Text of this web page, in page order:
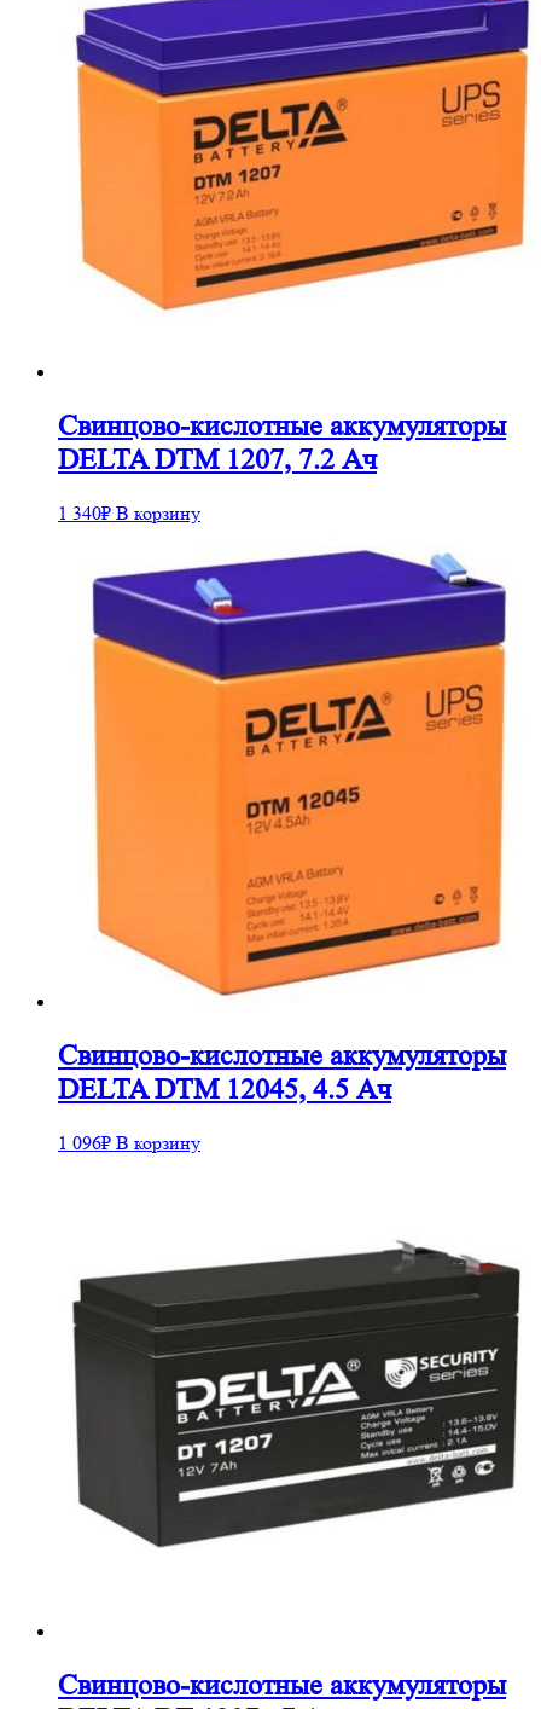
Cвинцово-кислотные аккумуляторы
DELTA DTM 1207, 7.2 Ач
1 340₽ В корзину
Cвинцово-кислотные аккумуляторы
DELTA DTM 12045, 4.5 Ач
1 096₽ В корзину
Cвинцово-кислотные аккумуляторы